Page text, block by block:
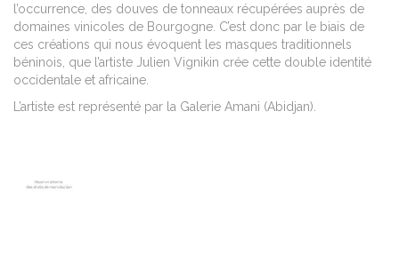
l’occurrence, des douves de tonneaux récupérées auprès de
domaines vinicoles de Bourgogne. C’est donc par le biais de
ces créations qui nous évoquent les masques traditionnels
béninois, que l’artiste Julien Vignikin crée cette double identité
occidentale et africaine.
L’artiste est représenté par la Galerie Amani (Abidjan).